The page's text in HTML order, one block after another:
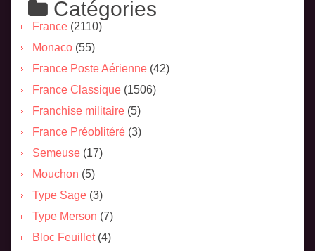
Catégories
France (2110)
Monaco (55)
France Poste Aérienne (42)
France Classique (1506)
Franchise militaire (5)
France Préoblitéré (3)
Semeuse (17)
Mouchon (5)
Type Sage (3)
Type Merson (7)
Bloc Feuillet(4)